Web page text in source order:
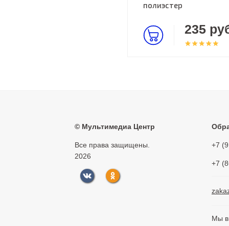
полиэстер
235
©Мультимедиа Центр
Все права защищены.
2026
+7
+7
Мы в